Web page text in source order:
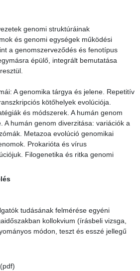
genomi struktúráinak
és genomi egységek működési
a genomszerveződés és fenotípus
épülő, integrált bemutatása
A genomika tárgya és jelene. Repetitív
kötőhelyek evolúciója.
és módszerek. A humán genom
A humán genom diverzitása: variációk a
Metazoa evolúció genomikai
Prokarióta és vírus
Filogenetika és ritka genomi
tudásának felmérése egyéni
kollokvium (írásbeli vizsga,
módon, teszt és esszé jellegű